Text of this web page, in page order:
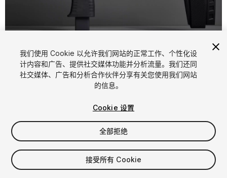
1/9
$8.49
增值税将在结算时计算
我们使用 Cookie 以允许我们网站的正常工作、个性化设
计内容和广告、提供社交媒体功能并分析流量。我们还同
社交媒体、广告和分析合作伙伴分享有关您使用我们网站
的信息。
Cookie 设置
全部拒绝
接受所有 Cookie